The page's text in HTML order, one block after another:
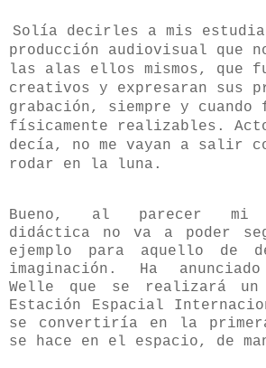
Solía decirles a mis
producción audiovisual que
las alas ellos mismos, que
creativos y expresaran sus
grabación, siempre y cuando
físicamente realizables.
decía, no me vayan a salir
rodar en la luna.
Bueno, al parecer mi
didáctica no va a poder
ejemplo para aquello de
imaginación. Ha
Welle que se realizará
Estación Espacial
se convertiría en la
se hace en el espacio, de